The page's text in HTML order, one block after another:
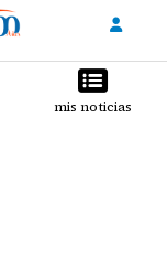
mis noticias